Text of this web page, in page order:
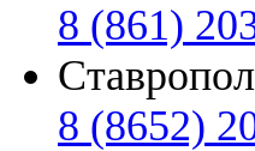
8 (861)
8 (8652)